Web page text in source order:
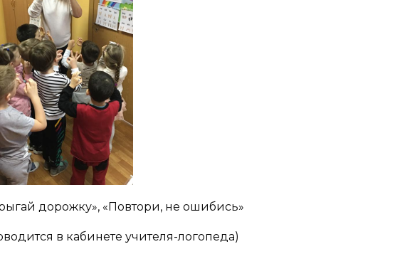
дорожку», «Повтори, не ошибись»
в кабинете учителя-логопеда)